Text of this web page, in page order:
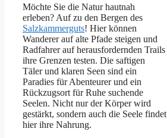
Möchte Sie die Natur hautnah
erleben? Auf zu den Bergen des
Salzkammerguts! Hier können
Wanderer auf alte Pfade steigen und
Radfahrer auf herausfordernden Trails
ihre Grenzen testen. Die saftigen
Täler und klaren Seen sind ein
Paradies für Abenteurer und ein
Rückzugsort für Ruhe suchende
Seelen. Nicht nur der Körper wird
gestärkt, sondern auch die Seele findet
hier ihre Nahrung.